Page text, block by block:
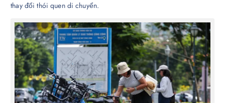
thay đổi thói quen di chuyển.